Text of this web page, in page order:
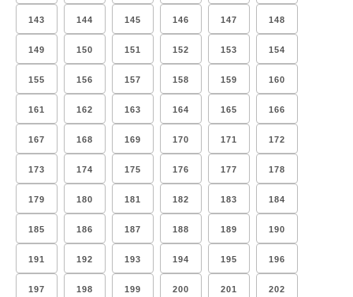
143 144 145 146 147 148
149 150 151 152 153 154
155 156 157 158 159 160
161 162 163 164 165 166
167 168 169 170 171 172
173 174 175 176 177 178
179 180 181 182 183 184
185 186 187 188 189 190
191 192 193 194 195 196
197 198 199 200 201 202